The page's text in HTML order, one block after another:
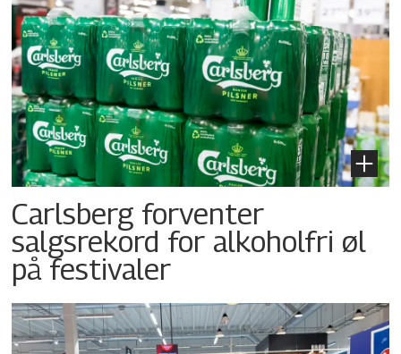
Carlsberg forventer
salgsrekord for alkoholfri øl
på festivaler